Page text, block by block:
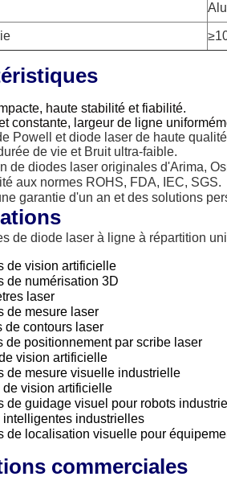
haute stabilité et fiabilité.
constante, largeur de ligne
Powell et diode laser de haute qualité
de vie et Bruit ultra-faible.
de diodes laser originales d'Arima,
aux normes ROHS, FDA, IEC, SGS.
garantie d'un an et des solutions
de diode laser à ligne à répartition
de vision artificielle
de numérisation 3D
laser
de mesure laser
de contours laser
de positionnement par scribe laser
vision artificielle
de mesure visuelle industrielle
de vision artificielle
de guidage visuel pour robots
intelligentes industrielles
de localisation visuelle pour
commerciales